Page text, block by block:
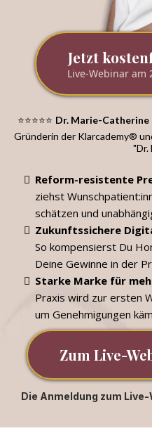
Jetzt
Live-Webinar am
⭐️⭐️⭐️⭐️⭐️ Dr. Marie-
Gründerin der Klarcademy®
"Dr.
Reform-resistente
ziehst
schätzen und
Zukunftssichere
So kompensierst Du
Deine Gewinne in der
Starke Marke für
Praxis wird zur ersten
um Genehmigungen
Zum Live-
Die Anmeldung zum